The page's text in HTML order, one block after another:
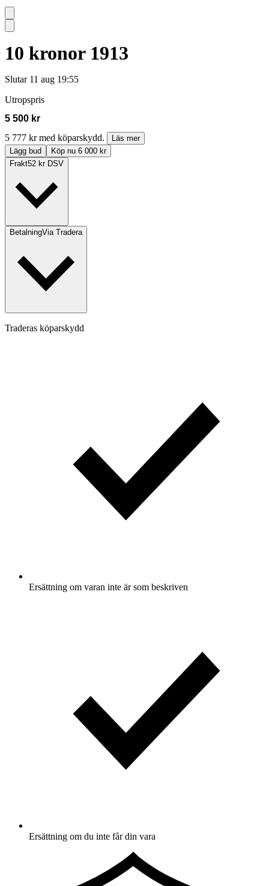
10 kronor 1913
Slutar 11 aug 19:55
Utropspris
5 500 kr
5 777 kr med köparskydd.
Läs mer
Lägg bud
Köp nu 6 000 kr
Frakt52 kr DSV
BetalningVia Tradera
Traderas köparskydd
Ersättning om varan inte är som beskriven
Ersättning om du inte får din vara